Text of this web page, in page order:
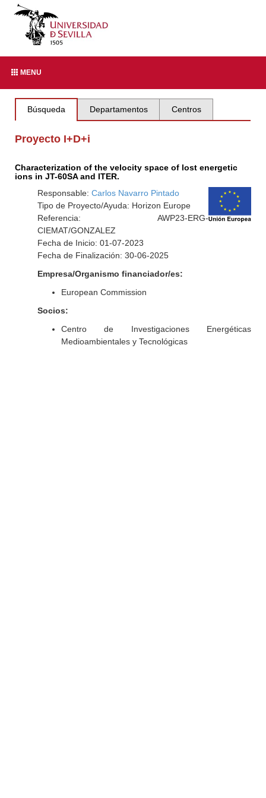
MENU
Búsqueda Departamentos Centros
Proyecto I+D+i
Characterization of the velocity space of lost energetic
ions in JT-60SA and ITER.
Responsable: Carlos Navarro Pintado
Tipo de Proyecto/Ayuda: Horizon Europe
Referencia: AWP23-ERG-
CIEMAT/GONZALEZ
Fecha de Inicio: 01-07-2023
Fecha de Finalización: 30-06-2025
Empresa/Organismo financiador/es:
European Commission
Socios:
Centro de Investigaciones Energéticas
Medioambientales y Tecnológicas